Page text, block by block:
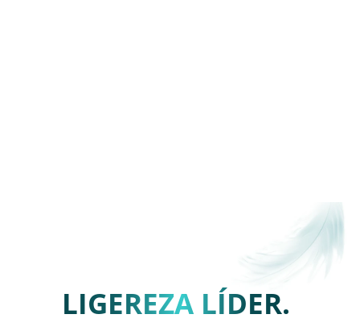
LIGEREZA LÍDER.